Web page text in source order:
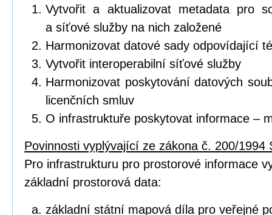
Vytvořit a aktualizovat metadata pro
a síťové služby na nich založené
Harmonizovat datové sady odpovídající
Vytvořit interoperabilní síťové služby
Harmonizovat poskytování datových
licenčních smluv
O infrastruktuře poskytovat informace –
Povinnosti vyplývající ze zákona č. 200/1994
Pro infrastrukturu pro prostorové informace
základní prostorová data:
základní státní mapová díla pro veřejné